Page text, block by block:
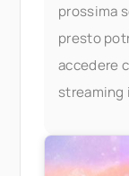
prossima
presto
accedere
streaming